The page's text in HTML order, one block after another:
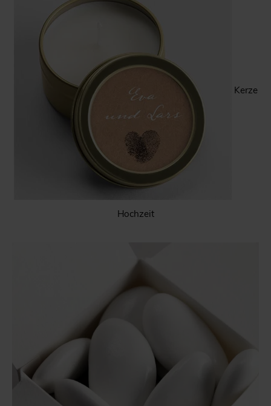
Kerze
Hochzeit